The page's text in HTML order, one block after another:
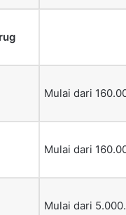
Mulai dari
Mulai dari
Mulai dari